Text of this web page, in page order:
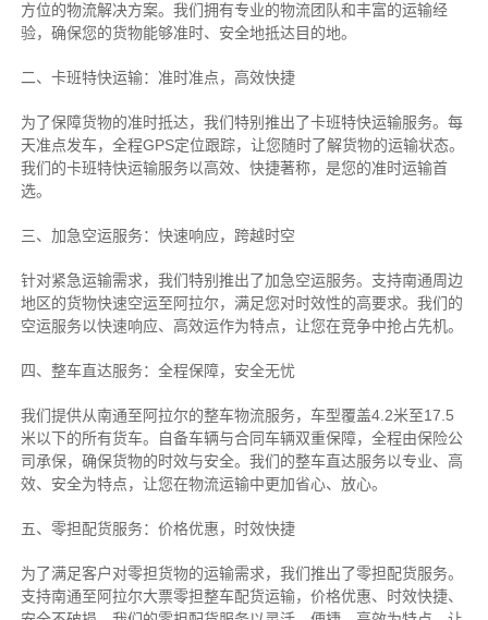
方位的物流解决方案。我们拥有专业的物流团队和丰富的运输经
验，确保您的货物能够准时、安全地抵达目的地。
二、卡班特快运输：准时准点，高效快捷
为了保障货物的准时抵达，我们特别推出了卡班特快运输服务。每
天准点发车，全程GPS定位跟踪，让您随时了解货物的运输状态。
我们的卡班特快运输服务以高效、快捷著称，是您的准时运输首
选。
三、加急空运服务：快速响应，跨越时空
针对紧急运输需求，我们特别推出了加急空运服务。支持南通周边
地区的货物快速空运至阿拉尔，满足您对时效性的高要求。我们的
空运服务以快速响应、高效运作为特点，让您在竞争中抢占先机。
四、整车直达服务：全程保障，安全无忧
我们提供从南通至阿拉尔的整车物流服务，车型覆盖4.2米至17.5
米以下的所有货车。自备车辆与合同车辆双重保障，全程由保险公
司承保，确保货物的时效与安全。我们的整车直达服务以专业、高
效、安全为特点，让您在物流运输中更加省心、放心。
五、零担配货服务：价格优惠，时效快捷
为了满足客户对零担货物的运输需求，我们推出了零担配货服务。
支持南通至阿拉尔大票零担整车配货运输，价格优惠、时效快捷、